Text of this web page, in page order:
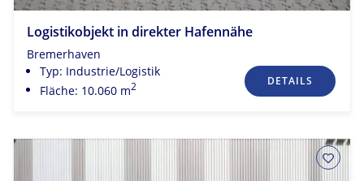
Logistikobjekt in direkter Hafennähe
Bremerhaven
Typ: Industrie/Logistik
Fläche: 10.060 m2 DETAILS